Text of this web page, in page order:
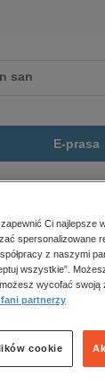
E-prasa
informacyjne
za naruszenia
Ci najlepsze
spersonalizowane
z naszymi
wszystkie”.
wycofać
partnerzy
cookie